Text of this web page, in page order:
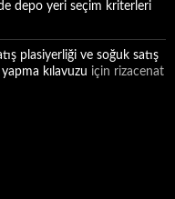
depo yeri seçim kriterleri
plasiyerliği ve soğuk satış
kılavuzu için rizacenat